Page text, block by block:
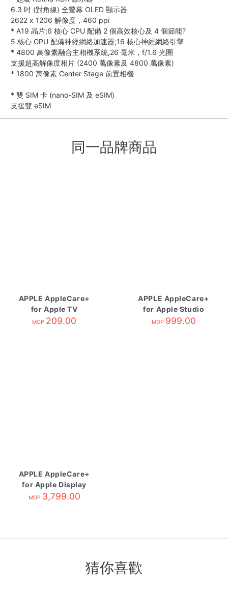
6.3 吋 (對角線) 全螢幕 OLED 顯示器
2622 x 1206 解像度，460 ppi
* A19 晶片;6 核心 CPU 配備 2 個高效核心及 4 個節能?
5 核心 GPU 配備神經網絡加速器;16 核心神經網絡引擎
* 4800 萬像素融合主相機系統,26 毫米，f/1.6 光圈
支援超高解像度相片 (2400 萬像素及 4800 萬像素)
* 1800 萬像素 Center Stage 前置相機
* 雙 SIM 卡 (nano-SIM 及 eSIM)
支援雙 eSIM
同一品牌商品
APPLE AppleCare+
for Apple TV
MOP 209.00
APPLE AppleCare+
for Apple Studio
Display
MOP 999.00
APPLE AppleCare+
for Apple Display
MOP 3,799.00
猜你喜歡